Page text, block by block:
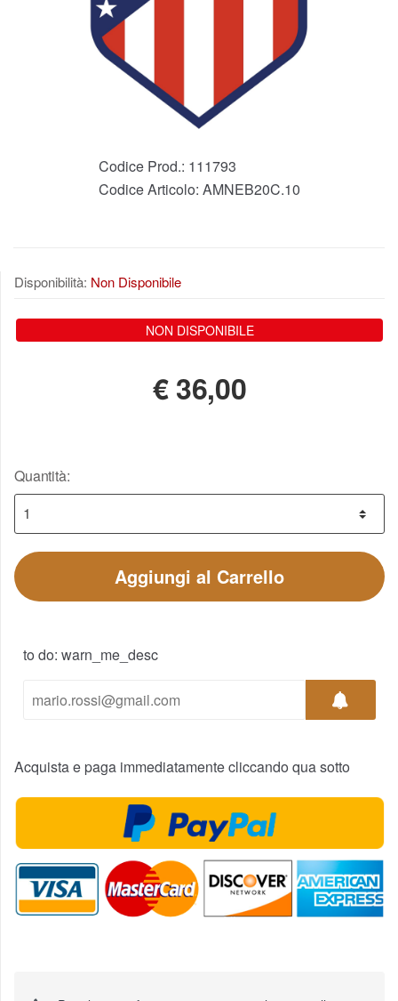
Codice Prod.: 111793
Codice Articolo: AMNEB20C.10
Disponibilità: Non Disponibile
NON DISPONIBILE
€36,00
Quantità:
Aggiungi al Carrello
to do: warn_me_desc
Acquista e paga immediatamente cliccando qua sotto